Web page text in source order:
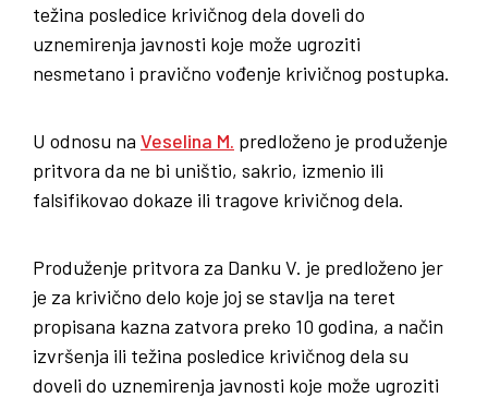
težina posledice krivičnog dela doveli do
uznemirenja javnosti koje može ugroziti
nesmetano i pravično vođenje krivičnog postupka.
U odnosu na Veselina M. predloženo je produženje
pritvora da ne bi uništio, sakrio, izmenio ili
falsifikovao dokaze ili tragove krivičnog dela.
Produženje pritvora za Danku V. je predloženo jer
je za krivično delo koje joj se stavlja na teret
propisana kazna zatvora preko 10 godina, a način
izvršenja ili težina posledice krivičnog dela su
doveli do uznemirenja javnosti koje može ugroziti